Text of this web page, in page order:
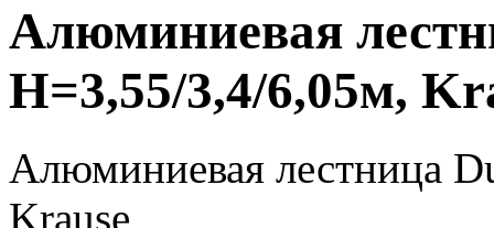
Алюминиевая
Н=3,55/3,4/6,05м,
Алюминиевая лестница
Krause